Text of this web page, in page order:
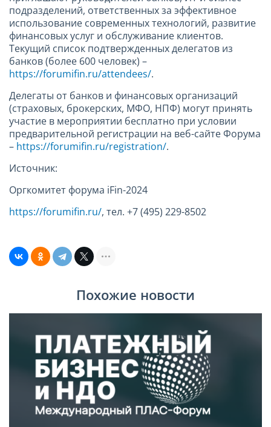
подразделений, ответственных за эффективное
использование современных технологий, развитие
финансовых услуг и обслуживание клиентов.
Текущий список подтвержденных делегатов из
банков (более 600 человек) –
https://forumifin.ru/attendees/.
Делегаты от банков и финансовых организаций
(страховых, брокерских, МФО, НПФ) могут принять
участие в мероприятии бесплатно при условии
предварительной регистрации на веб-сайте Форума
– https://forumifin.ru/registration/.
Источник:
Оргкомитет форума iFin-2024
https://forumifin.ru/, тел. +7 (495) 229-8502
Похожие новости